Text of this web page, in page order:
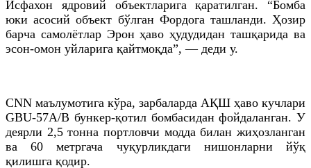
Исфахон ядровий объектларига қаратилган. “Бомба
юки асосий объект бўлган Фордога ташланди. Ҳозир
барча самолётлар Эрон ҳаво ҳудудидан ташқарида ва
эсон-омон уйларига қайтмоқда”, — деди у.
CNN маълумотига кўра, зарбаларда АҚШ ҳаво кучлари
GBU-57A/B бункер-қотил бомбасидан фойдаланган. У
деярли 2,5 тонна портловчи модда билан жиҳозланган
ва 60 метргача чуқурликдаги нишонларни йўқ
қилишга қодир.